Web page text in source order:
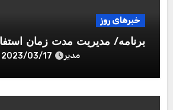
خبرهای روز
برنامه/ مدیریت مدت زمان
مدیر 2023/03/17